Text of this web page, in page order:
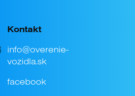
Kontakt
info@overenie-
vozidla.sk
facebook